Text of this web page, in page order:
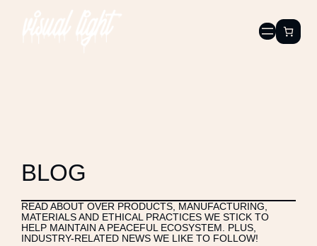
BLOG
READ ABOUT OVER PRODUCTS, MANUFACTURING,
MATERIALS AND ETHICAL PRACTICES WE STICK TO
HELP MAINTAIN A PEACEFUL ECOSYSTEM. PLUS,
INDUSTRY-RELATED NEWS WE LIKE TO FOLLOW!